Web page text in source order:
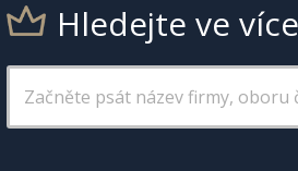
Hledejte ve